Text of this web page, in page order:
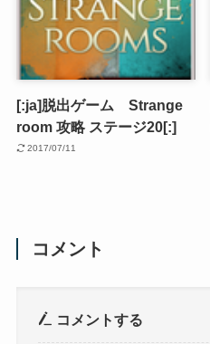
[:ja]脱出ゲーム Strange
room 攻略 ステージ20[:]
2017/07/11
コメント
コメントする